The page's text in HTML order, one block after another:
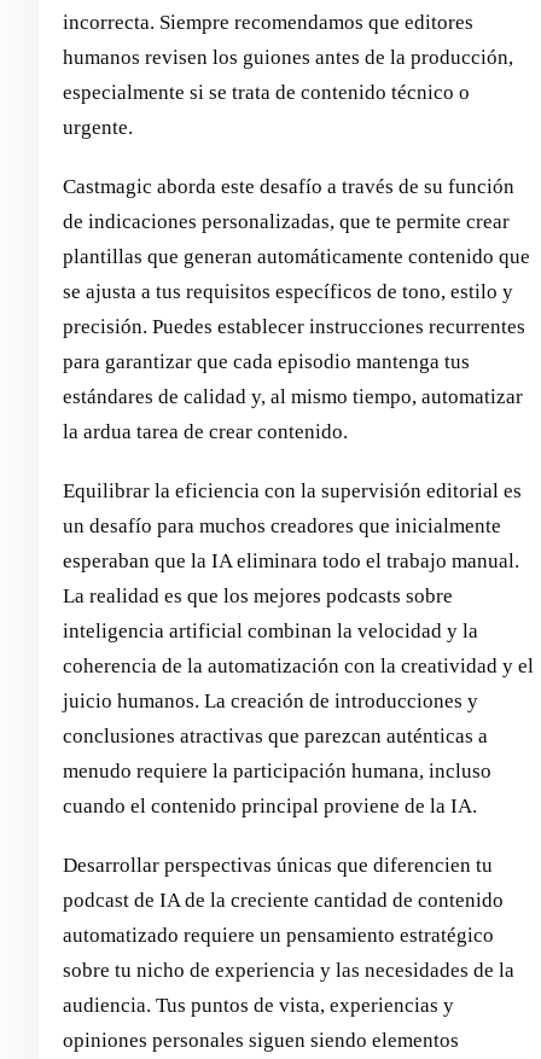
incorrecta. Siempre recomendamos que editores
humanos revisen los guiones antes de la producción,
especialmente si se trata de contenido técnico o
urgente.
Castmagic aborda este desafío a través de su función
de indicaciones personalizadas, que te permite crear
plantillas que generan automáticamente contenido que
se ajusta a tus requisitos específicos de tono, estilo y
precisión. Puedes establecer instrucciones recurrentes
para garantizar que cada episodio mantenga tus
estándares de calidad y, al mismo tiempo, automatizar
la ardua tarea de crear contenido.
Equilibrar la eficiencia con la supervisión editorial es
un desafío para muchos creadores que inicialmente
esperaban que la IA eliminara todo el trabajo manual.
La realidad es que los mejores podcasts sobre
inteligencia artificial combinan la velocidad y la
coherencia de la automatización con la creatividad y el
juicio humanos. La creación de introducciones y
conclusiones atractivas que parezcan auténticas a
menudo requiere la participación humana, incluso
cuando el contenido principal proviene de la IA.
Desarrollar perspectivas únicas que diferencien tu
podcast de IA de la creciente cantidad de contenido
automatizado requiere un pensamiento estratégico
sobre tu nicho de experiencia y las necesidades de la
audiencia. Tus puntos de vista, experiencias y
opiniones personales siguen siendo elementos